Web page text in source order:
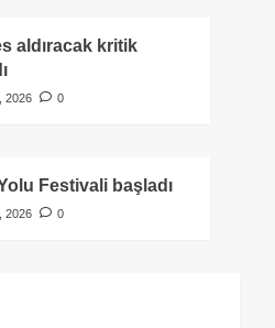
aldıracak kritik
2026 0
Festivali başladı
2026 0